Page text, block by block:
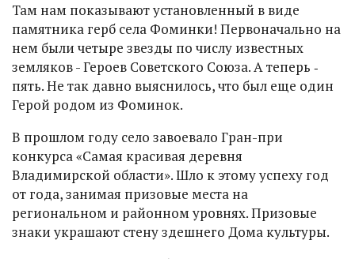
Там нам показывают установленный в виде
памятника герб села Фоминки! Первоначально на
нем были четыре звезды по числу известных
земляков - Героев Советского Союза. А теперь ‑
пять. Не так давно выяснилось, что был еще один
Герой родом из Фоминок.
В прошлом году село завоевало Гран-при
конкурса «Самая красивая деревня
Владимирской области». Шло к этому успеху год
от года, занимая призовые места на
региональном и районном уровнях. Призовые
знаки украшают стену здешнего Дома культуры.